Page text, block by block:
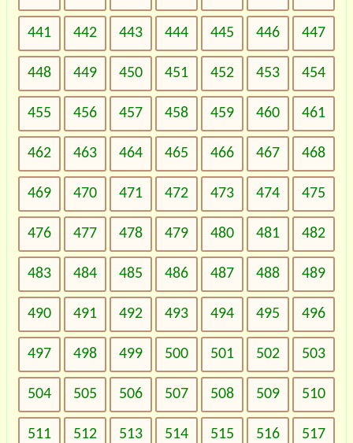
441 442 443 444 445 446 447
448 449 450 451 452 453 454
455 456 457 458 459 460 461
462 463 464 465 466 467 468
469 470 471 472 473 474 475
476 477 478 479 480 481 482
483 484 485 486 487 488 489
490 491 492 493 494 495 496
497 498 499 500 501 502 503
504 505 506 507 508 509 510
511 512 513 514 515 516 517